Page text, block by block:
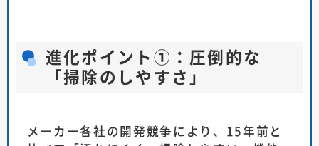
進化ポイント①：圧倒的な
「掃除のしやすさ」
メーカー各社の開発競争により、15年前と